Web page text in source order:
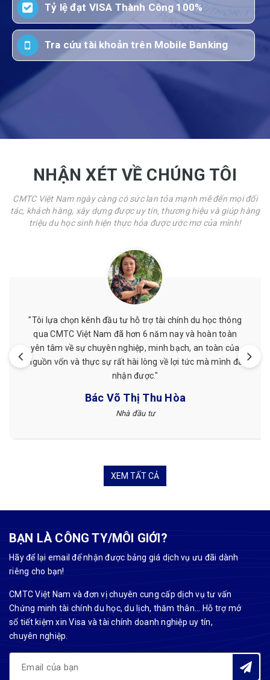
Tỷ lệ đạt VISA Thành Công 100%
Tra cứu tài khoản trên Mobile Banking
NHẬN XÉT VỀ CHÚNG TÔI
CMTC Việt Nam ngày càng có sức lan tỏa mạnh mẽ đến mọi đối
tác, khách hàng, xây dựng được uy tín, thương hiệu và giúp hàng
triệu du học sinh hiện thực hóa được ước mơ của mình!
du học thông
và hoàn toàn
an toàn của
tức mà mình đã
"Mình đã từng được hỗ trợ chứng
giá cả phải chăng, nhân viên nhiệt
hẹn. Mình đã từng làm ở nơi khác
CMTC Việt Nam mình thấy hài
XEM TẤT CẢ
BẠN LÀ CÔNG TY/MÔI GIỚI?
Hãy để lại email để nhận được bảng giá dịch vụ ưu đãi dành
riêng cho bạn!
CMTC Việt Nam và đơn vị chuyên cung cấp dịch vụ tư vấn
Chứng minh tài chính du học, du lịch, thăm thân... Hỗ trợ mở
sổ tiết kiệm xin Visa và tài chính doanh nghiệp uy tín,
chuyên nghiệp.